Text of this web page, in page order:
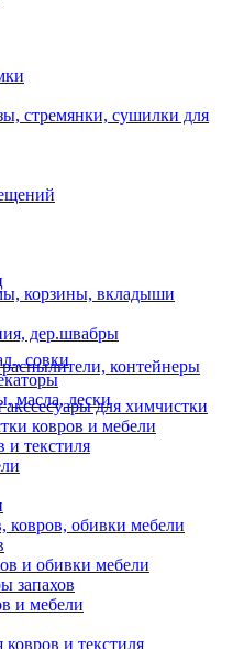
стремянки, сушилки для
корзины, вкладыши
дер.швабры
совки
масла, лески
контейнеры
для химчистки
ковров и мебели
и текстиля
ковров, обивки мебели
и обивки мебели
запахов
и мебели
и текстиля